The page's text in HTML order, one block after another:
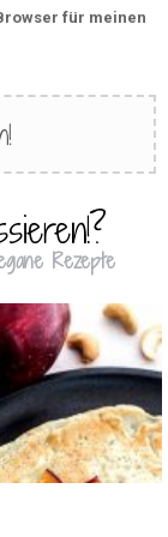
für meinen
Rezepte